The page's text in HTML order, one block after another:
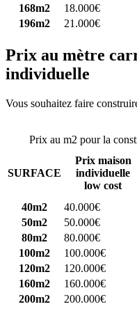
168m2
18.000€
196m2
21.000€
Prix au mètre
individuelle
Vous souhaitez faire
Prix au m2 pour la
SURFACE
Prix maison
individuelle
low cost
40m2
40.000€
50m2
50.000€
80m2
80.000€
100m2
100.000€
120m2
120.000€
160m2
160.000€
200m2
200.000€